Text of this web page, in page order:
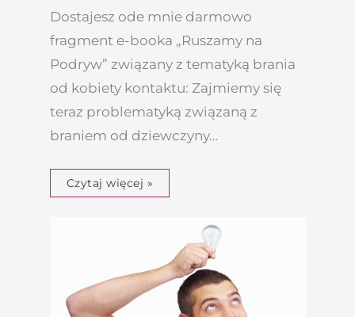
Dostajesz ode mnie darmowo
fragment e-booka „Ruszamy na
Podryw” związany z tematyką brania
od kobiety kontaktu: Zajmiemy się
teraz problematyką związaną z
braniem od dziewczyny…
Czytaj więcej »